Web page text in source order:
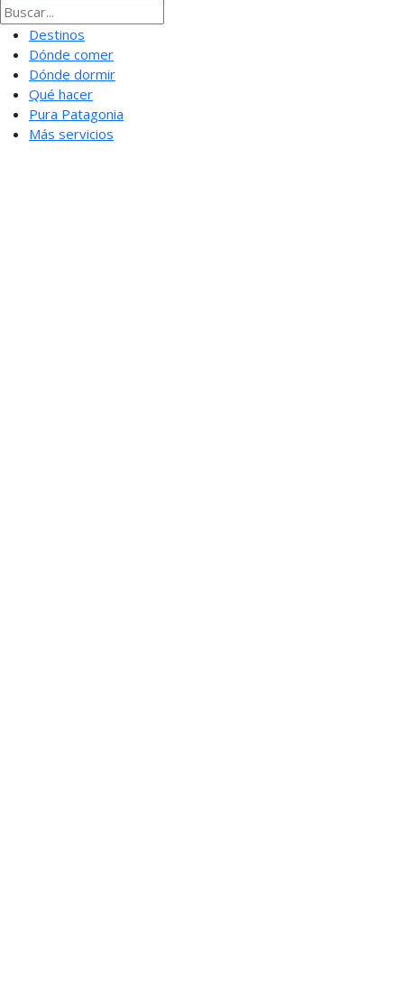
Destinos
Dónde comer
Dónde dormir
Qué hacer
Pura Patagonia
Más servicios